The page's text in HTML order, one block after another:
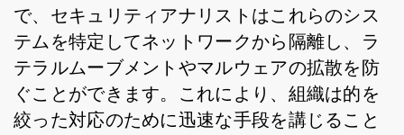
で、セキュリティアナリストはこれらのシス
テムを特定してネットワークから隔離し、ラ
テラルムーブメントやマルウェアの拡散を防
ぐことができます。これにより、組織は的を
絞った対応のために迅速な手段を講じること